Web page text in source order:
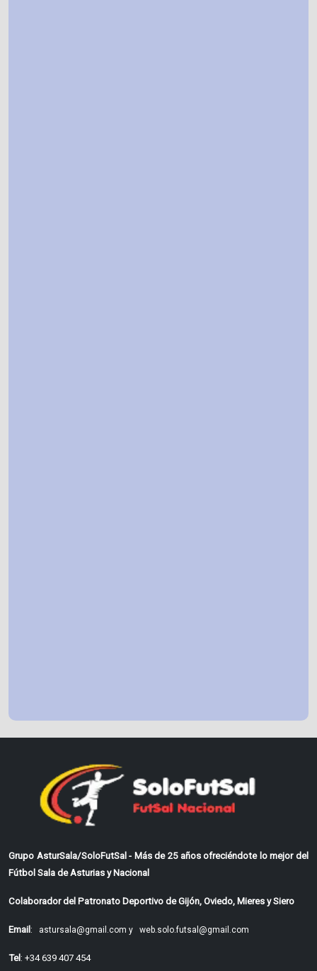
Grupo AsturSala/SoloFutSal - Más de 25 años ofreciéndote lo mejor del
Fútbol Sala de Asturias y Nacional
Colaborador del Patronato Deportivo de Gijón, Oviedo, Mieres y Siero
Email: astursala@gmail.com y web.solo.futsal@gmail.com
Tel: +34 639 407 454